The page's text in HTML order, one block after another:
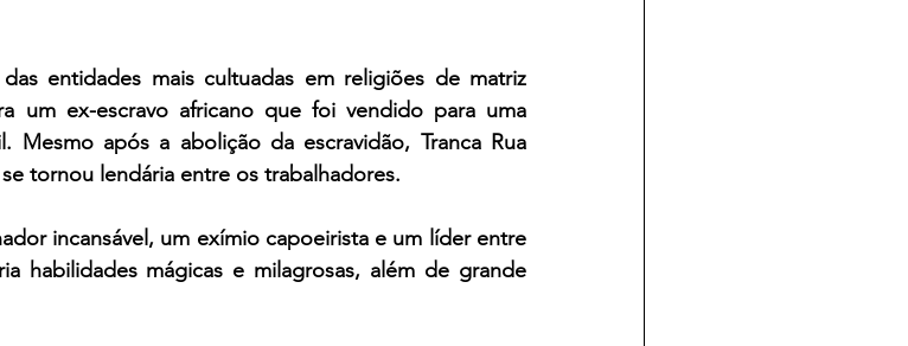
entidades mais cultuadas em religiões de matriz
um ex-escravo africano que foi vendido para uma
Mesmo após a abolição da escravidão, Tranca Rua
tornou lendária entre os trabalhadores.
incansável, um exímio capoeirista e um líder entre
habilidades mágicas e milagrosas, além de grande